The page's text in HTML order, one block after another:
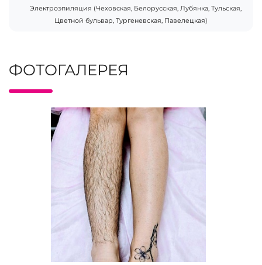
Электроэпиляция (Чеховская, Белорусская, Лубянка, Тульская,
Цветной бульвар, Тургеневская, Павелецкая)
ФОТОГАЛЕРЕЯ